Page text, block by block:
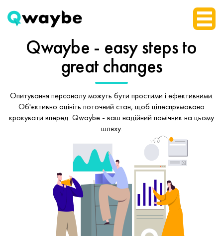
Qwaybe - easy stepsto
great changes
Опитування персоналу можуть бути простими і ефективними.
Об'єктивно оцініть поточний стан, щоб цілеспрямовано
крокувати вперед. Qwaybe - ваш надійний помічник на цьому
шляху.